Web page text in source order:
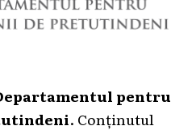
pentru
. Conținutul